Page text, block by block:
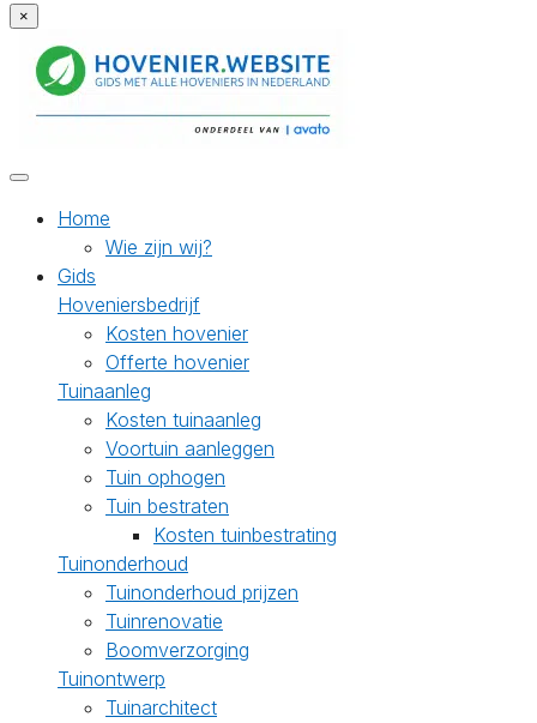
×
Home
Wie zijn wij?
Gids
Hoveniersbedrijf
Kosten hovenier
Offerte hovenier
Tuinaanleg
Kosten tuinaanleg
Voortuin aanleggen
Tuin ophogen
Tuin bestraten
Kosten tuinbestrating
Tuinonderhoud
Tuinonderhoud prijzen
Tuinrenovatie
Boomverzorging
Tuinontwerp
Tuinarchitect